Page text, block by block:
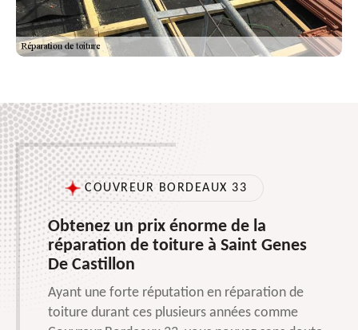
COUVREUR BORDEAUX 33
Obtenez un prix énorme de la
réparation de toiture à Saint Genes
De Castillon
Ayant une forte réputation en réparation de
toiture durant ces plusieurs années comme